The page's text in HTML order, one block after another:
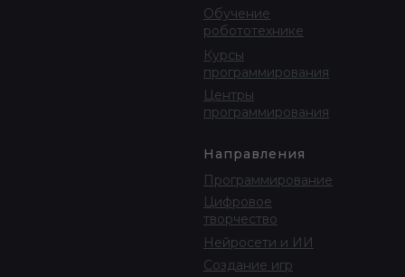
Обучение
робототехнике
Курсы
программирования
Центры
программирования
Направления
Создание игр
Программирование
Цифровое
творчество
Нейросети и ИИ